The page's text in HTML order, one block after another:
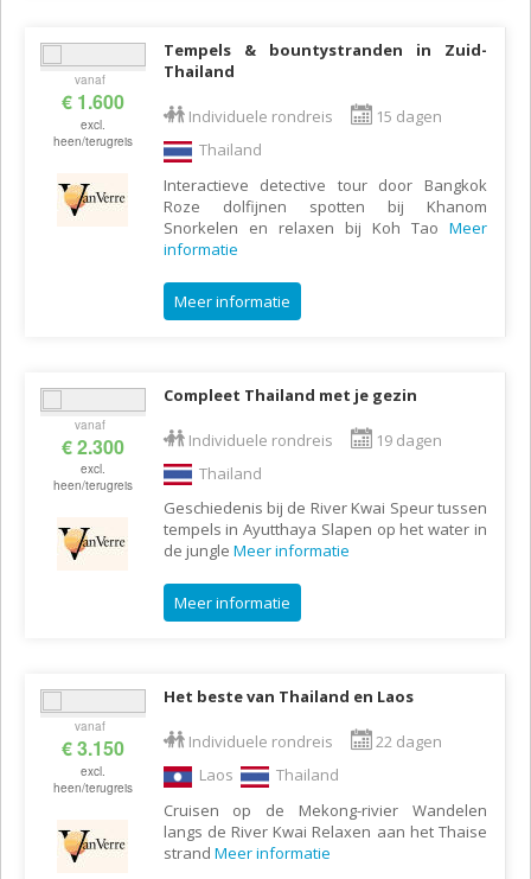
vanaf
€ 1.600
excl.
heen/terugreis
Tempels & bountystranden in Zuid-
Thailand
Individuele rondreis
15 dagen
Thailand
Interactieve detective tour door Bangkok
Roze dolfijnen spotten bij Khanom
Snorkelen en relaxen bij Koh Tao Meer
informatie
Meer informatie
vanaf
€ 2.300
excl.
heen/terugreis
Compleet Thailand met je gezin
Individuele rondreis
19 dagen
Thailand
Geschiedenis bij de River Kwai Speur tussen
tempels in Ayutthaya Slapen op het water in
de jungle Meer informatie
Meer informatie
vanaf
€ 3.150
excl.
heen/terugreis
Het beste van Thailand en Laos
Individuele rondreis
22 dagen
Laos
Thailand
Cruisen op de Mekong-rivier Wandelen
langs de River Kwai Relaxen aan het Thaise
strand Meer informatie